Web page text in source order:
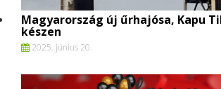
Magyarország új űrhajósa, Kapu
készen
2025. június 20.